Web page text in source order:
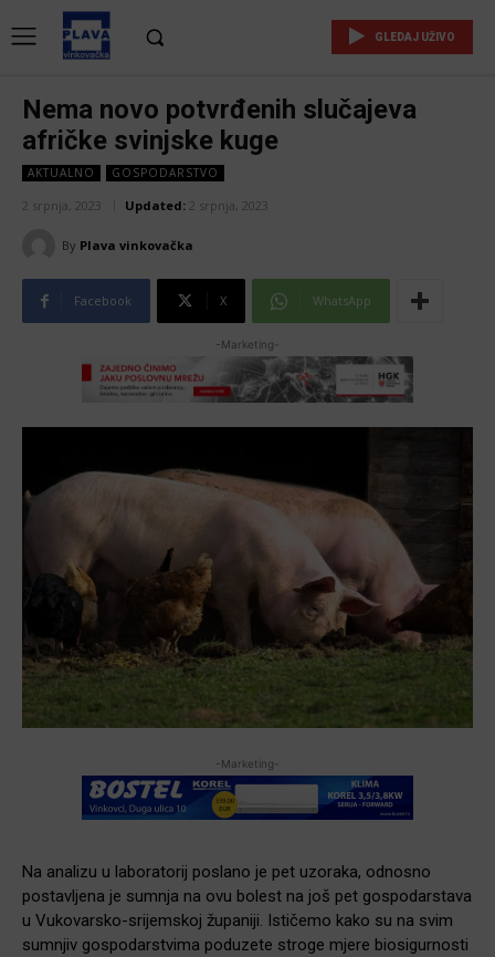
GLEDAJ UŽIVO
Nema novo potvrđenih slučajeva
afričke svinjske kuge
AKTUALNO GOSPODARSTVO
2 srpnja, 2023 Updated: 2 srpnja, 2023
By Plava vinkovačka
Facebook X WhatsApp
-Marketing-
-Marketing-
Na analizu u laboratorij poslano je pet uzoraka, odnosno
postavljena je sumnja na ovu bolest na još pet gospodarstava
u Vukovarsko-srijemskoj županiji. Ističemo kako su na svim
sumnjiv gospodarstvima poduzete stroge mjere biosigurnosti